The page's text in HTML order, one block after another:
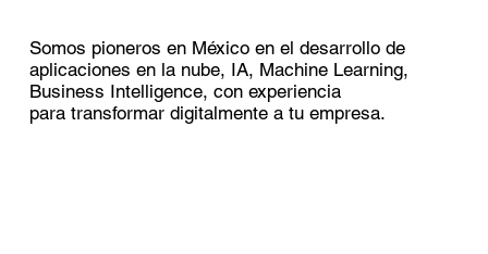
Somos pioneros en México en el desarrollo de
aplicaciones en la nube, IA, Machine Learning,
Business Intelligence, con experiencia
para transformar digitalmente a tu empresa.